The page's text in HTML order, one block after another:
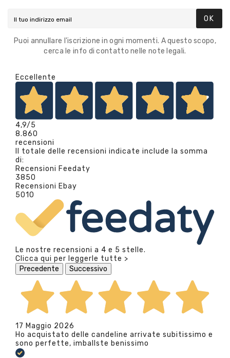
OK
Puoi annullare l'iscrizione in ogni momenti. A questo scopo,
cerca le info di contatto nelle note legali.
Eccellente
4,9/5
8.860
recensioni
Il totale delle recensioni indicate include la somma
di:
Recensioni Feedaty
3850
Recensioni Ebay
5010
Le nostre recensioni a 4 e 5 stelle.
Clicca qui per leggerle tutte >
Precedente
Successivo
17 Maggio 2026
Ho acquistato delle candeline arrivate subitissimo e
sono perfette, imballste benissimo